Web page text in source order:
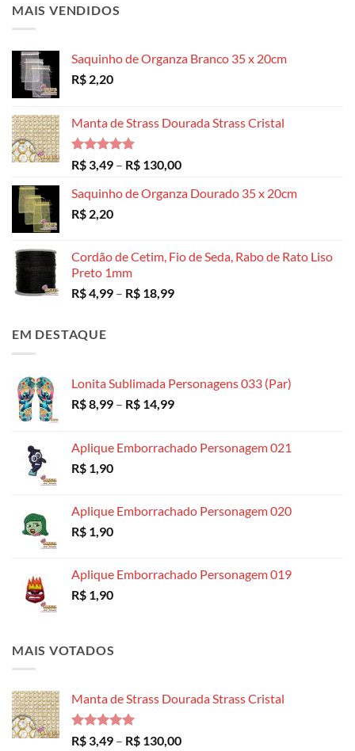
MAIS VENDIDOS
Saquinho de Organza Branco 35 x 20cm
R$ 2,20
Manta de Strass Dourada Strass Cristal
Avaliação
5.00
de 5
R$ 3,49 – R$ 130,00Faixa
preço:
Saquinho de Organza Dourado 35 x 20cm
R$ 2,20
Cordão de Cetim, Fio de Seda, Rabo de Rato Liso
Preto 1mm
R$4,99 – R$ 18,99Faixa
EM DESTAQUE
Lonita Sublimada Personagens 033 (Par)
R$8,99 – R$ 14,99Faixa
R$ 8,99
Aplique Emborrachado Personagem 021
R$ 1,90
Aplique Emborrachado Personagem 020
R$ 1,90
Aplique Emborrachado Personagem 019
R$ 1,90
MAIS VOTADOS
Manta de Strass Dourada Strass Cristal
Avaliação
R$ 3,49 – R$ 130,00Faixa